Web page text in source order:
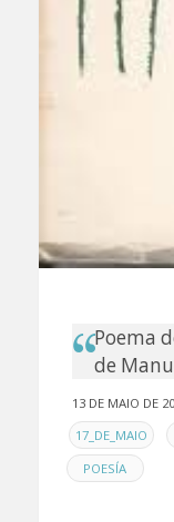
Poema
de
13 DE MAIO DE
EN17_DE_MAIO ,
POESÍA